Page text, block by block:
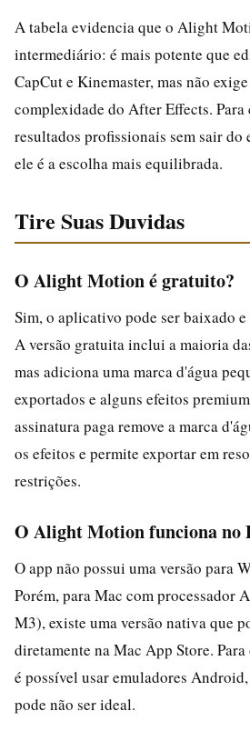
A tabela evidencia que o Alight
intermediário: é mais potente que
CapCut e Kinemaster, mas não
complexidade do After Effects. Para
resultados profissionais sem sair do
ele é a escolha mais equilibrada.
Tire Suas Duvidas
O Alight Motion é gratuito?
Sim, o aplicativo pode ser baixado
A versão gratuita inclui a maioria
mas adiciona uma marca d'água
exportados e alguns efeitos
assinatura paga remove a marca
os efeitos e permite exportar em
restrições.
O Alight Motion funciona no
O app não possui uma versão para
Porém, para Mac com processador
M3), existe uma versão nativa que
diretamente na Mac App Store.
é possível usar emuladores
pode não ser ideal.